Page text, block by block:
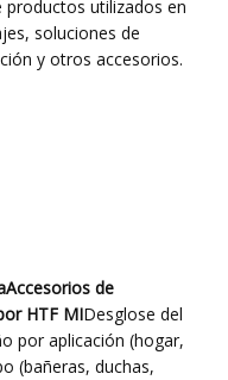
productos utilizados en
soluciones de
y otros accesorios.
Accesorios de
HTF MIDesglose del
por aplicación (hogar,
(bañeras, duchas,